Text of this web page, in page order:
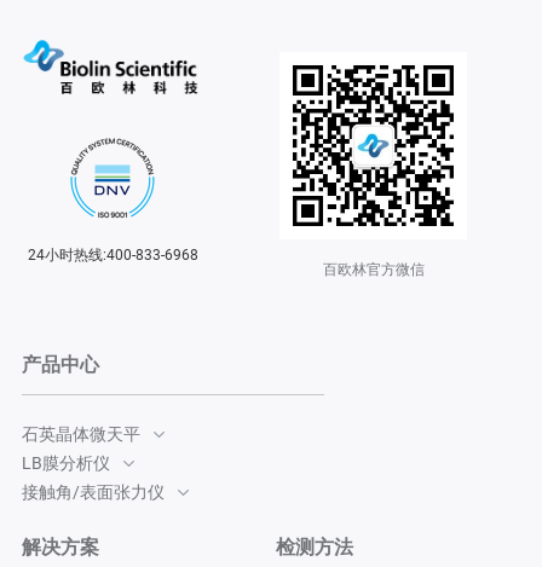
24小时热线:400-833-6968
百欧林官方微信
产品中心
石英晶体微天平
LB膜分析仪
接触角/表面张力仪
解决方案 检测方法